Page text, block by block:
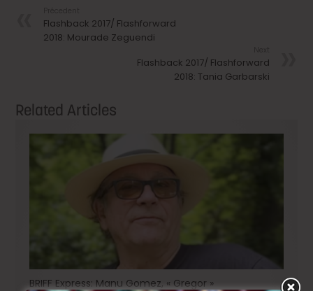
Flashback 2017/ Flashforward
2018: Mourade Zeguendi
Flashback 2017/ Flashforward
2018: Tania Garbarski
Related Articles
BRIFF Express: Manu Gomez, « Gregor »